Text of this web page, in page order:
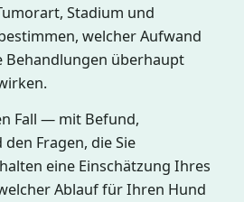
Stadium und
welcher Aufwand
Behandlungen überhaupt
Fall — mit Befund,
Fragen, die Sie
eine Einschätzung Ihres
Ablauf für Ihren Hund